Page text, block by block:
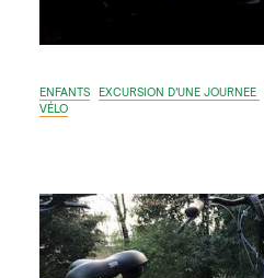
ENFANTS EXCURSION D'UNE JOURNEE
VÉLO